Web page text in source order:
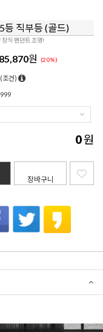
등 직부등 (골드)
식 펜던트 조명!
원 (20%)
(조건)
999
0원
장바구니